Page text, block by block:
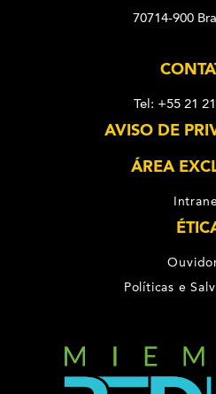
70714-900
Tel: +55 21
AVISO DE
ÁREA
Políticas e